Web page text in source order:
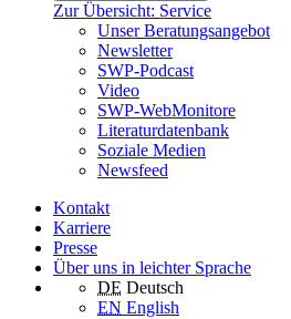
Zur Übersicht: Service
Unser Beratungsangebot
Newsletter
SWP-Podcast
Video
SWP-WebMonitore
Literaturdatenbank
Soziale Medien
Newsfeed
Kontakt
Karriere
Presse
Über uns in leichter Sprache
DE Deutsch
EN English